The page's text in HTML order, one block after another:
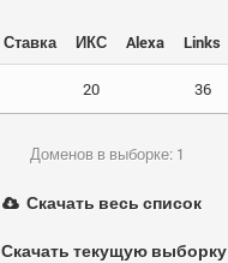
Ставка ИКС Alexa Links
20 36
Доменов в выборке: 1
Скачать весь список
Скачать текущую выборку